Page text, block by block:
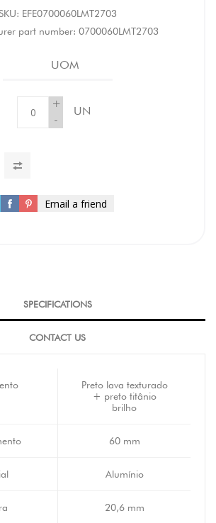
EFE0700060LMT2703
part number: 0700060LMT2703
UOM
+
-
UN
Email a friend
SPECIFICATIONS
CONTACT US
Preto lava texturado
+ preto titânio
brilho
60 mm
Alumínio
20,6 mm